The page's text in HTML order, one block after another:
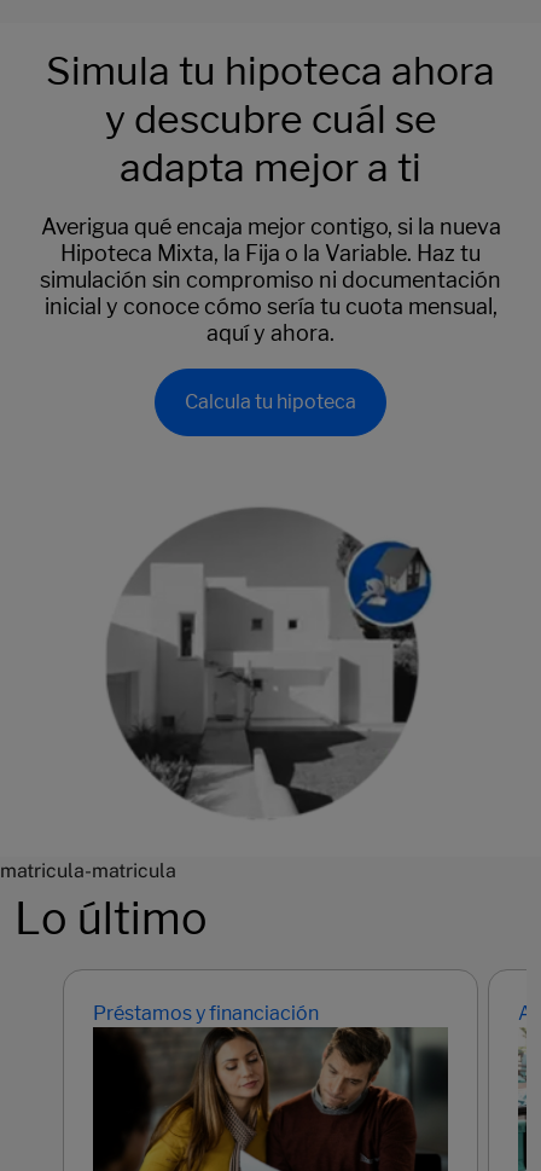
Simula tu hipoteca ahora
y descubre cuál se
adapta mejor a ti
Averigua qué encaja mejor contigo, si la nueva
Hipoteca Mixta, la Fija o la Variable. Haz tu
simulación sin compromiso ni documentación
inicial y conoce cómo sería tu cuota mensual,
aquí y ahora.
Calcula tu hipoteca
matricula-matricula
Lo último
Préstamos y financiación